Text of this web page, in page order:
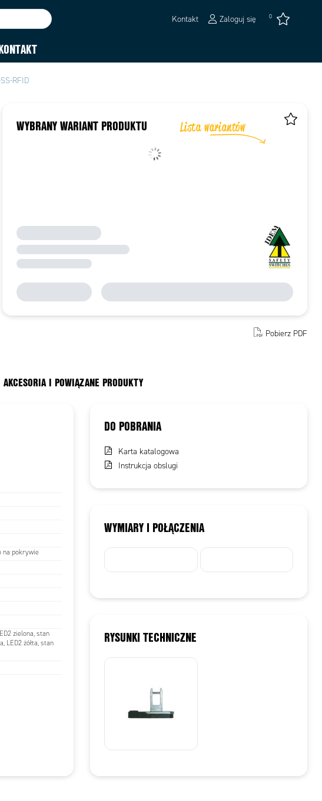
Kontakt Zaloguj się 0
RFID
WYBRANY WARIANT PRODUKTU
Pobierz PDF
AKCESORIA I POWIĄZANE PRODUKTY
na pokrywie
zielona, stan
LED2 żółta, stan
DO POBRANIA
Karta katalogowa
Instrukcja obslugi
WYMIARY I POŁĄCZENIA
RYSUNKI TECHNICZNE